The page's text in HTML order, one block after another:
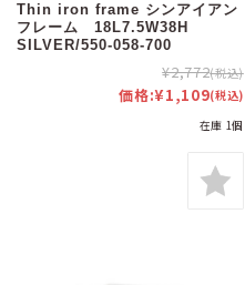
Thin iron frame シンアイアン
フレーム 18L7.5W38H
SILVER/550-058-700
¥2,772(税込)
価格:¥1,109(税込)
在庫 1個